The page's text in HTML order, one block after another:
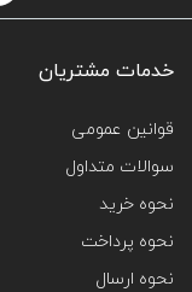
خدمات مشتریان
قوانین عمومی
سوالات متداول
نحوه خرید
نحوه پرداخت
نحوه ارسال